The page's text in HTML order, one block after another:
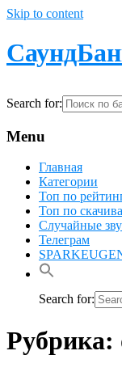
Skip to content
Search for:
Menu
Главная
Категории
Топ по
Топ по
Случайные
Телеграм
Search for:
Рубрика: